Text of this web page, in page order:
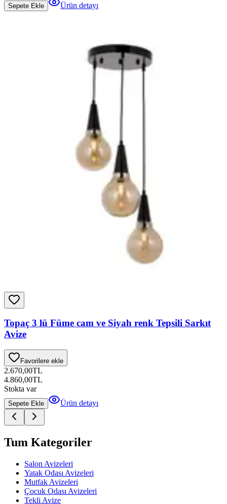
Sepete Ekle Ürün detayı
Topaç 3 lü Füme cam ve Siyah renk Tepsili Sarkıt
Avize
Favorilere ekle
2.670,00TL
4.860,00TL
Stokta var
Sepete Ekle Ürün detayı
Tum Kategoriler
Salon Avizeleri
Yatak Odası Avizeleri
Mutfak Avizeleri
Çocuk Odası Avizeleri
Tekli Avize